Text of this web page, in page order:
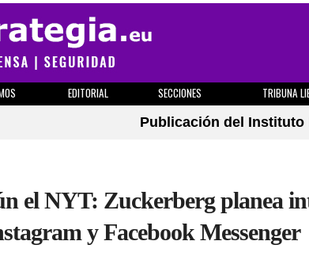
EDITORIAL SECCIONES TRIBUNA
Publicación del
el NYT: Zuckerberg planea
y Facebook Messenger